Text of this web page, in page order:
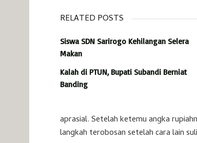
RELATED POSTS
Siswa SDN Sarirogo Kehilangan Selera
Makan
Kalah di PTUN, Bupati Subandi Berniat
Banding
aprasial. Setelah ketemu angka
langkah terobosan setelah cara lain